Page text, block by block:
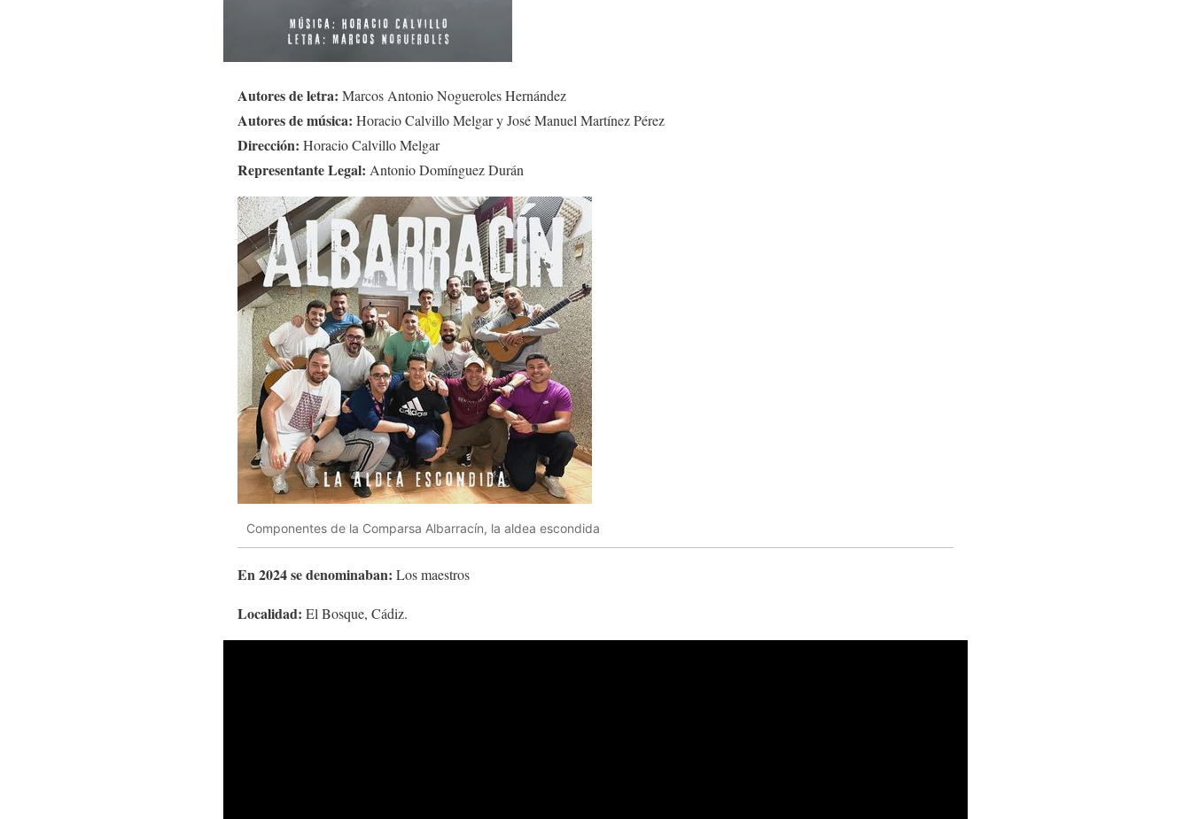
Autores de letra: Marcos Antonio Nogueroles Hernández
Autores de música: Horacio Calvillo Melgar y José Manuel Martínez Pérez
Dirección: Horacio Calvillo Melgar
Representante Legal: Antonio Domínguez Durán
Componentes de la Comparsa Albarracín, la aldea escondida
En 2024 se denominaban: Los maestros
Localidad: El Bosque, Cádiz.